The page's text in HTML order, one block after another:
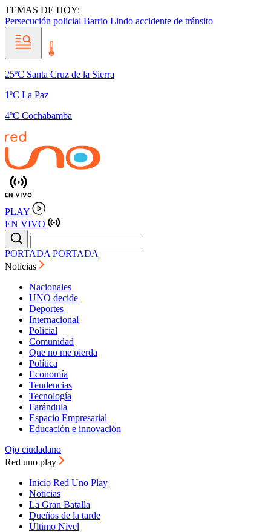
TEMAS DE HOY:
Persecución policial Barrio Lindo accidente de tránsito
25ºC Santa Cruz de la Sierra
1ºC La Paz
4ºC Cochabamba
PLAY
EN VIVO
PORTADA PORTADA
Noticias
Nacionales
UNO decide
Deportes
Internacional
Policial
Comunidad
Que no me pierda
Política
Economía
Tendencias
Tecnología
Farándula
Espacio Empresarial
Educación e innovación
Ojo ciudadano
Red uno play
Inicio Red Uno Play
Noticias
La Gran Batalla
Dueños de la tarde
Último Nivel